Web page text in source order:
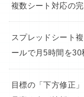
複数シート対応の
スプレッドシート
ールで月5時間を30
目標の「下方修正